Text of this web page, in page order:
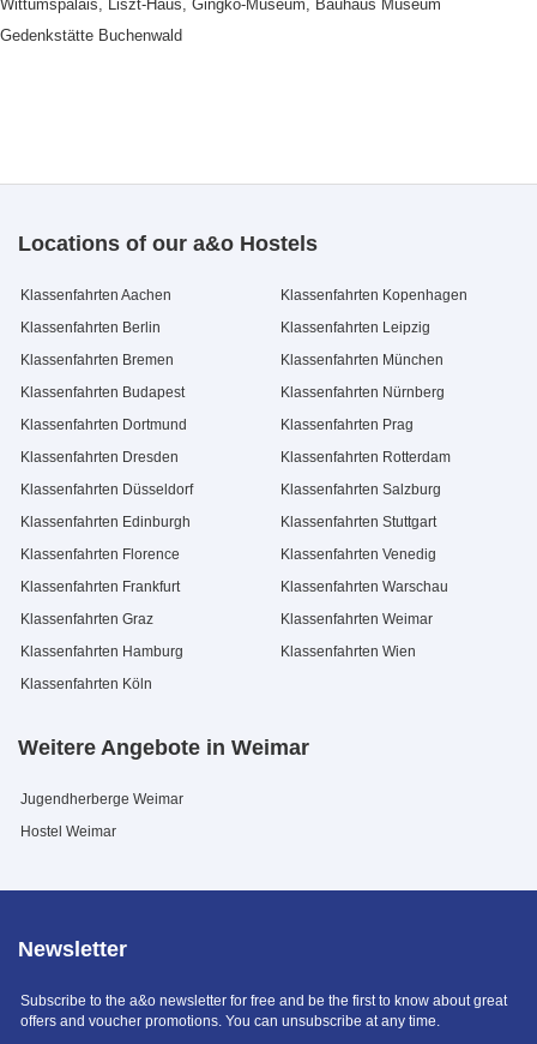
Wittumspalais, Liszt-Haus, Gingko-Museum, Bauhaus Museum
Gedenkstätte Buchenwald
Locations of our a&o Hostels
Klassenfahrten Aachen
Klassenfahrten Berlin
Klassenfahrten Bremen
Klassenfahrten Budapest
Klassenfahrten Dortmund
Klassenfahrten Dresden
Klassenfahrten Düsseldorf
Klassenfahrten Edinburgh
Klassenfahrten Florence
Klassenfahrten Frankfurt
Klassenfahrten Graz
Klassenfahrten Hamburg
Klassenfahrten Köln
Klassenfahrten Kopenhagen
Klassenfahrten Leipzig
Klassenfahrten München
Klassenfahrten Nürnberg
Klassenfahrten Prag
Klassenfahrten Rotterdam
Klassenfahrten Salzburg
Klassenfahrten Stuttgart
Klassenfahrten Venedig
Klassenfahrten Warschau
Klassenfahrten Weimar
Klassenfahrten Wien
Weitere Angebote in Weimar
Jugendherberge Weimar
Hostel Weimar
Newsletter
Subscribe to the a&o newsletter for free and be the first to know about great
offers and voucher promotions. You can unsubscribe at any time.